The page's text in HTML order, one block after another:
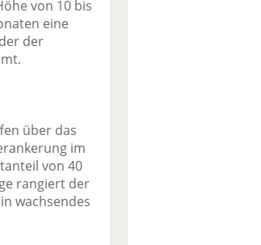
von 10 bis
eine
der
über das
im
von 40
rangiert der
wachsendes